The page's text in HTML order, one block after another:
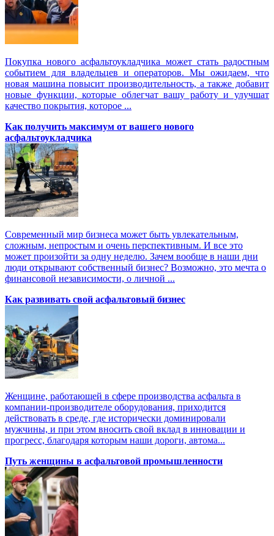
Покупка нового асфальтоукладчика может стать радостным
событием для владельцев и операторов. Мы ожидаем, что
новая машина повысит производительность, а также добавит
новые функции, которые облегчат вашу работу и улучшат
качество покрытия, которое ...
Как получить максимум от вашего нового
асфальтоукладчика
Современный мир бизнеса может быть увлекательным,
сложным, непростым и очень перспективным. И все это
может произойти за одну неделю. Зачем вообще в наши дни
люди открывают собственный бизнес? Возможно, это мечта о
финансовой независимости, о личной ...
Как развивать свой асфальтовый бизнес
Женщине, работающей в сфере производства асфальта в
компании-производителе оборудования, приходится
действовать в среде, где исторически доминировали
мужчины, и при этом вносить свой вклад в инновации и
прогресс, благодаря которым наши дороги, автома...
Путь женщины в асфальтовой промышленности